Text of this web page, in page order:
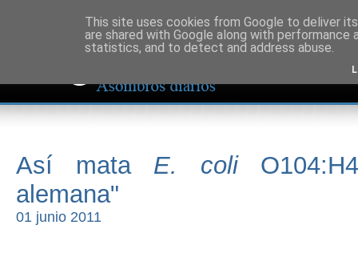
Así mata E. coli
alemana"
01 junio 2011
This site uses cookies from Google to deliver
are shared with Google along with
statistics, and to detect and address abuse.